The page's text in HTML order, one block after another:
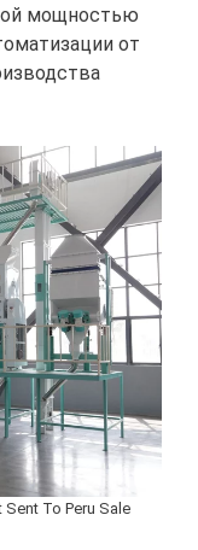
мощностью
от
To Peru Sale